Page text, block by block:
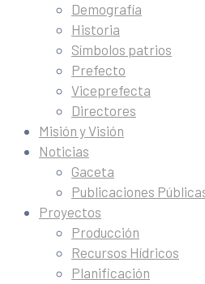
Demografía
Historia
Símbolos patrios
Prefecto
Viceprefecta
Directores
Misión y Visión
Noticias
Gaceta
Publicaciones
Proyectos
Producción
Recursos Hídricos
Planificación